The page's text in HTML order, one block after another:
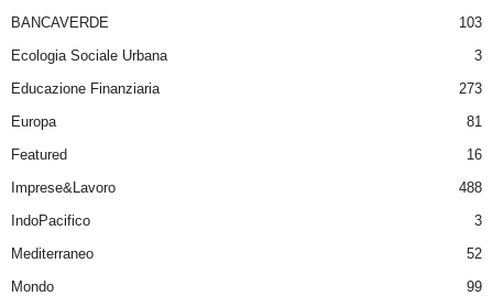
BANCAVERDE
103
Ecologia Sociale Urbana
3
Educazione Finanziaria
273
Europa
81
Featured
16
Imprese&Lavoro
488
IndoPacifico
3
Mediterraneo
52
Mondo
99